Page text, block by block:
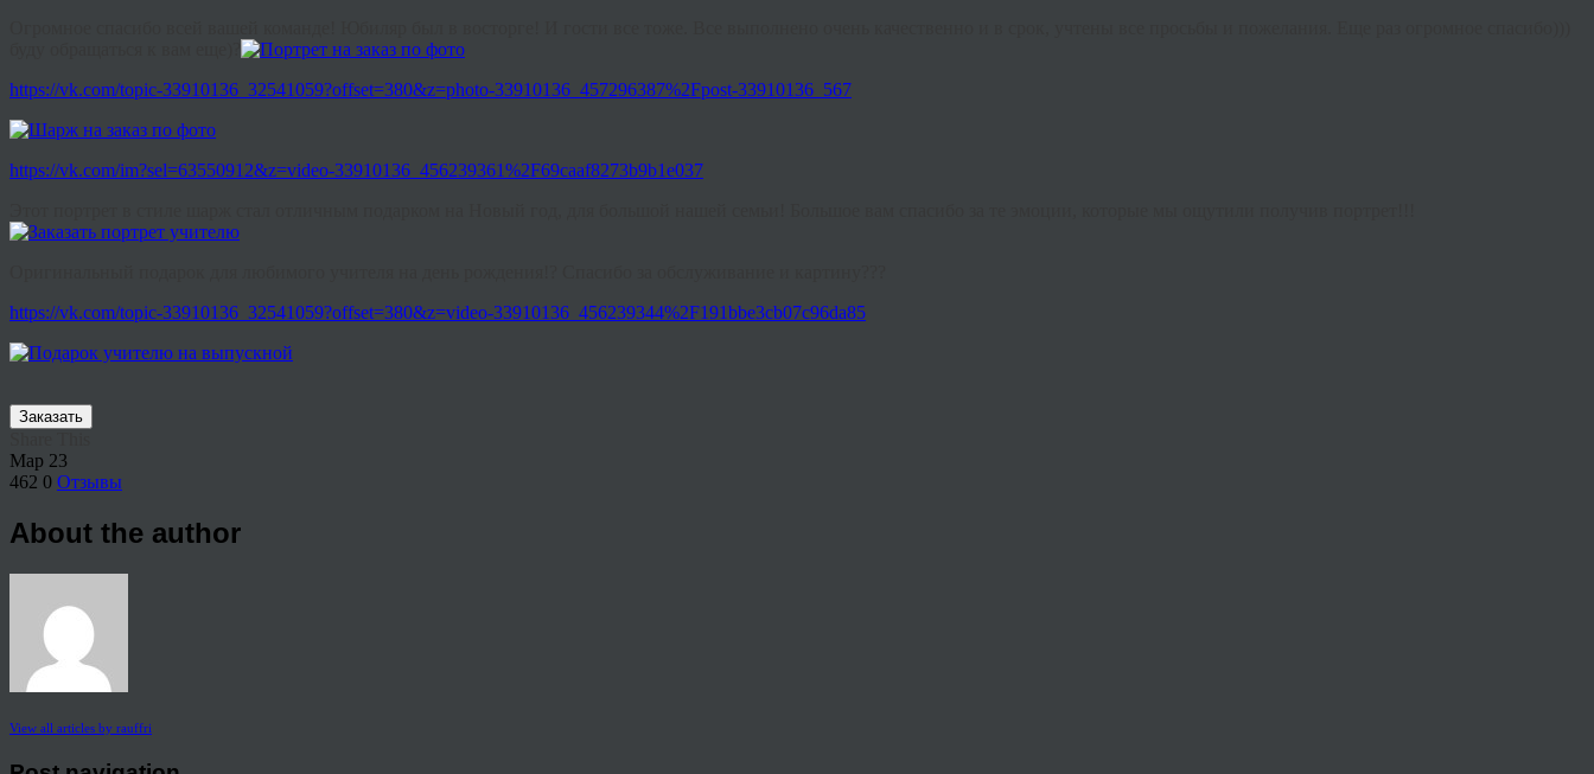
https://vk.com/topic-33910136_32541059?offset=380&z=photo-33910136_457296387%2Fpost-33910136_567
https://vk.com/im?sel=63550912&z=video-33910136_456239361%2F69caaf8273b9b1e037
https://vk.com/topic-33910136_32541059?offset=380&z=video-33910136_456239344%2F191bbe3cb07c96da85
Заказать
Мар 23
462 0 Отзывы
About the author
View all articles by rauffri